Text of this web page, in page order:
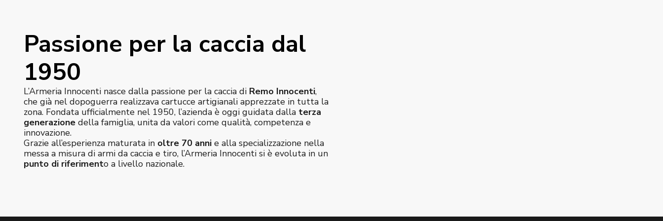
Passione per la caccia dal
1950
L’Armeria Innocenti nasce dalla passione per la caccia di Remo Innocenti,
che già nel dopoguerra realizzava cartucce artigianali apprezzate in tutta la
zona. Fondata ufficialmente nel 1950, l’azienda è oggi guidata dalla terza
generazione della famiglia, unita da valori come qualità, competenza e
innovazione.
Grazie all’esperienza maturata in oltre 70 anni e alla specializzazione nella
messa a misura di armi da caccia e tiro, l’Armeria Innocenti si è evoluta in un
punto di riferimento a livello nazionale.